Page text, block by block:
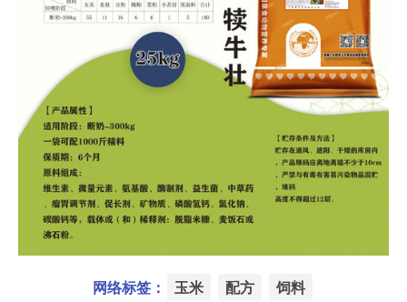
网络标签： 玉米 配方 饲料